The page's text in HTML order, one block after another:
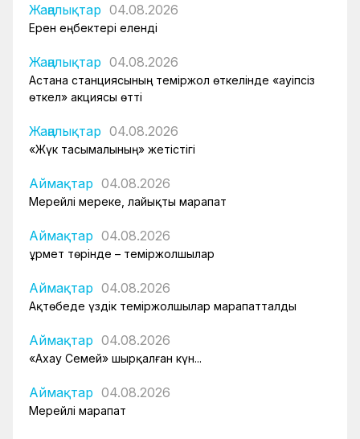
Жаңалықтар 04.08.2026
Ерен еңбектері еленді
Жаңалықтар 04.08.2026
Астана станциясының теміржол өткелінде «Қауіпсіз
өткел» акциясы өтті
Жаңалықтар 04.08.2026
«Жүк тасымалының» жетістігі
Аймақтар 04.08.2026
Мерейлі мереке, лайықты марапат
Аймақтар 04.08.2026
Құрмет төрінде – теміржолшылар
Аймақтар 04.08.2026
Ақтөбеде үздік теміржолшылар марапатталды
Аймақтар 04.08.2026
«Ахау Семей» шырқалған күн...
Аймақтар 04.08.2026
Мерейлі марапат